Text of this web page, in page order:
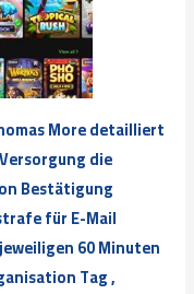
More detailliert
die
Bestätigung
für E-Mail
60 Minuten
Tag ,